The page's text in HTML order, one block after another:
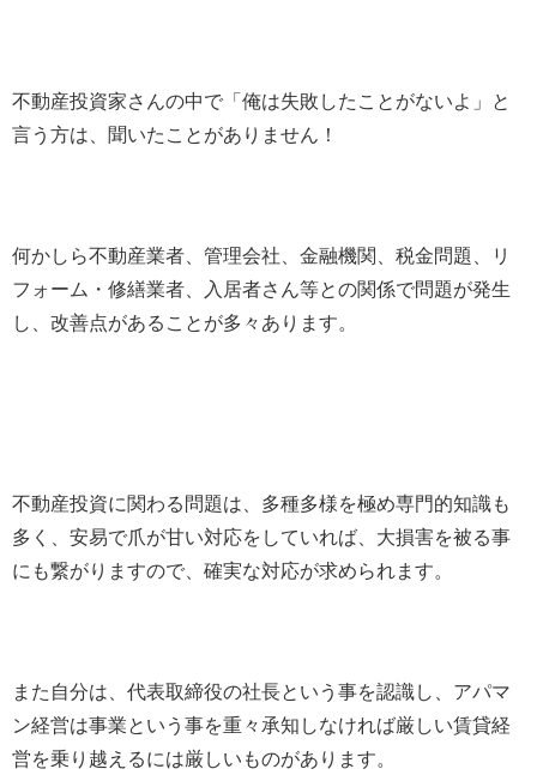
不動産投資家さんの中で「俺は失敗したことがないよ」と
言う方は、聞いたことがありません！
何かしら不動産業者、管理会社、金融機関、税金問題、リ
フォーム・修繕業者、入居者さん等との関係で問題が発生
し、改善点があることが多々あります。
不動産投資に関わる問題は、多種多様を極め専門的知識も
多く、安易で爪が甘い対応をしていれば、大損害を被る事
にも繋がりますので、確実な対応が求められます。
また自分は、代表取締役の社長という事を認識し、アパマ
ン経営は事業という事を重々承知しなければ厳しい賃貸経
営を乗り越えるには厳しいものがあります。